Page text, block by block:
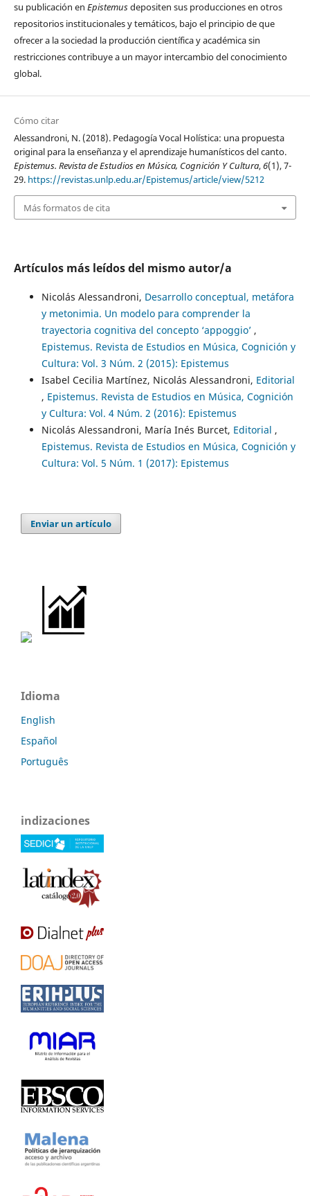
su publicación en Epistemusdepositen sus producciones en otros
repositorios institucionales y temáticos, bajo el principio de que
ofrecer a la sociedad la producción científica y académica sin
restricciones contribuye a un mayor intercambio del conocimiento
global.
Cómo citar
Alessandroni, N. (2018). Pedagogía Vocal Holística: una propuesta
original para la enseñanza y el aprendizaje humanísticos del canto.
Epistemus. Revista de Estudios en Música, Cognición Y Cultura,6(1), 7-
29. https://revistas.unlp.edu.ar/Epistemus/article/view/5212
Más formatos de cita
Artículos más leídos del mismo autor/a
Nicolás Alessandroni, Desarrollo conceptual, metáfora
y metonimia. Un modelo para comprender la
trayectoria cognitiva del concepto ‘appoggio’ ,
Epistemus. Revista de Estudios en Música, Cognición y
Cultura: Vol. 3 Núm. 2 (2015): Epistemus
Isabel Cecilia Martínez, Nicolás Alessandroni, Editorial
, Epistemus. Revista de Estudios en Música, Cognición
y Cultura: Vol. 4 Núm. 2 (2016): Epistemus
Nicolás Alessandroni, María Inés Burcet, Editorial ,
Epistemus. Revista de Estudios en Música, Cognición y
Cultura: Vol. 5 Núm. 1 (2017): Epistemus
Enviar un artículo
Idioma
English
Español
Português
indizaciones